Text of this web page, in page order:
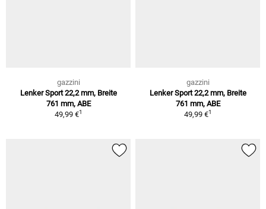
gazzini
Lenker Sport 22,2 mm, Breite
761 mm, ABE
49,99 €1
gazzini
Lenker Sport 22,2 mm, Breite
761 mm, ABE
49,99 €1